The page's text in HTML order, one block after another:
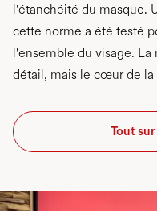
l'étanchéité du masque.
cette norme a été testé
l'ensemble du visage. La
détail, mais le cœur de la
Tout